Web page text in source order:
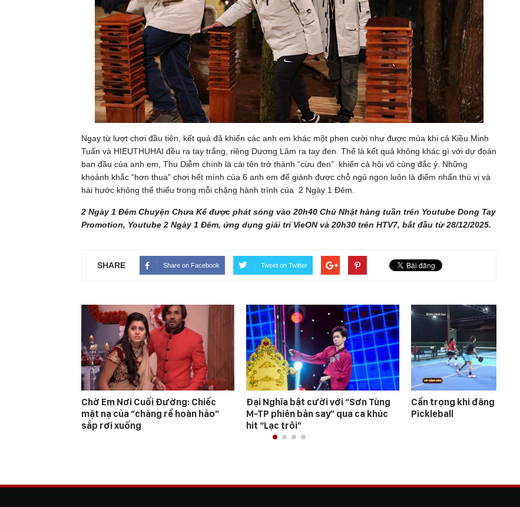
Ngay từ lượt chơi đầu tiên, kết quả đã khiến các anh em khác một phen cười như được mùa khi cả Kiều Minh
Tuấn và HIEUTHUHAI đều ra tay trắng, riêng Dương Lâm ra tay đen. Thế là kết quả không khác gì với dự đoán
ban đầu của anh em, Thu Diễm chính là cái tên trở thành “cừu đen” khiến cả hội vô cùng đắc ý. Những
khoảnh khắc “hơn thua” chơi hết mình của 6 anh em để giành được chỗ ngủ ngon luôn là điểm nhấn thú vị và
hài hước không thể thiếu trong mỗi chặng hành trình của 2 Ngày 1 Đêm.
2 Ngày 1 Đêm Chuyện Chưa Kể được phát sóng vào 20h40 Chủ Nhật hàng tuần trên Youtube Dong Tay
Promotion, Youtube 2 Ngày 1 Đêm, ứng dụng giải trí VieON và 20h30 trên HTV7, bắt đầu từ 28/12/2025.
SHARE Share on Facebook Tweet on Twitter
Chờ Em Nơi Cuối Đường: Chiếc
mặt nạ của “chàng rể hoàn hảo”
sắp rơi xuống
Đại Nghĩa bật cười với “Sơn Tùng
M-TP phiên bản say” qua ca khúc
hit “Lạc trôi”
Cẩn trọng khi đăng ký học
Pickleball